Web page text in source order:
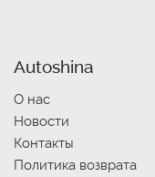
Autoshina
О нас
Новости
Контакты
Политика возврата